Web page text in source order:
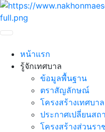
หน้าแรก
รู้จักเทศบาล
ข้อมูลพื้นฐาน
ตราสัญลักษณ์
โครงสร้างเทศบาล
ประกาศเปลี่ยนสถ
โครงสร้างส่วนรา